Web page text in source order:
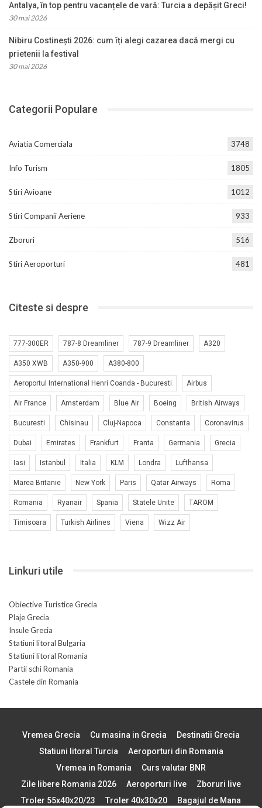
Antalya, în top pentru vacanțele de vară: Turcia a depășit Greci!
30 mai 2026
Nibiru Costinești 2026: cum îți alegi cazarea dacă mergi cu
prietenii la festival
30 mai 2026
Categorii Populare
Aviatia Comerciala 3748
Info Turism 1805
Stiri Avioane 1012
Stiri Companii Aeriene 933
Zboruri 516
Stiri Aeroporturi 481
Citeste si despre
777-300ER 787-8 Dreamliner 787-9 Dreamliner A320
A350 XWB A350-900 A380-800
Aeroportul International Henri Coanda - Bucuresti Airbus
Air France Amsterdam Blue Air Boeing British Airways
Bucuresti Chisinau Cluj-Napoca Constanta Coronavirus
Dubai Emirates Frankfurt Franta Germania Grecia
Iasi Istanbul Italia KLM Londra Lufthansa
Marea Britanie New York Paris Qatar Airways Roma
Romania Ryanair Spania Statele Unite TAROM
Timisoara Turkish Airlines Viena Wizz Air
Linkuri utile
Obiective Turistice Grecia
Plaje Grecia
Insule Grecia
Statiuni litoral Bulgaria
Statiuni litoral Romania
Partii schi Romania
Castele din Romania
Vremea Grecia Cu masina in Grecia
Destinatii Grecia
Statiuni litoral Turcia
Aeroporturi din Romania
Vremea in Romania
Curs valutar BNR
Zile libere Romania 2026
Aeroporturi live
Zboruri live
Troler 55x40x20/23
Troler 40x30x20 Bagajul de Mana